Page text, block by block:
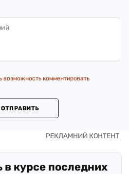
возможность комментировать
ОТПРАВИТЬ
в курсе последних